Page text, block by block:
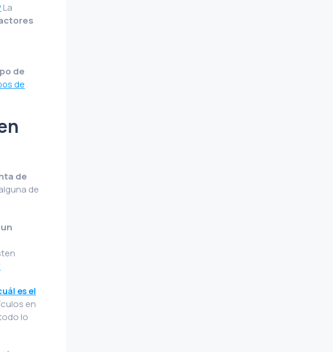
La
de
de
de
de
un
es el
en
lo